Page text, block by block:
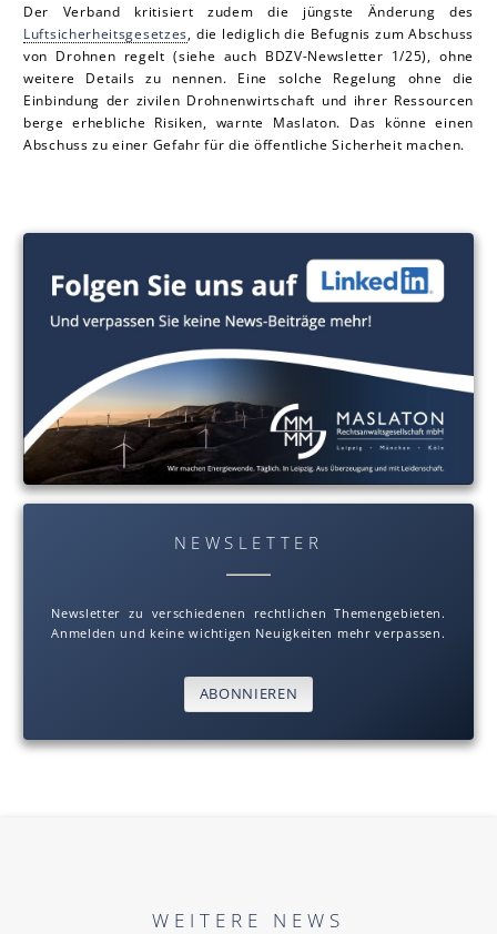
Der Verband kritisiert zudem die jüngste Änderung des
Luftsicherheitsgesetzes , die lediglich die Befugnis zum Abschuss
von Drohnen regelt (siehe auch BDZV-Newsletter 1/25), ohne
weitere Details zu nennen. Eine solche Regelung ohne die
Einbindung der zivilen Drohnenwirtschaft und ihrer Ressourcen
berge erhebliche Risiken, warnte Mas la ton. Das könne einen
Abschuss zu einer Gefahr für die öffentliche Sicherheit machen.
NEWSLETTER
Newsletter zu verschiedenen rechtlichen Themengebieten.
Anmelden und keine wichtigen Neuigkeiten mehr verpassen.
ABONNIEREN
WEITERE NEWS